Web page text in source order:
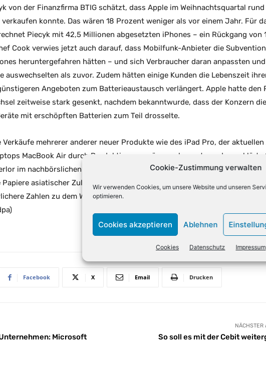
Cookie-Zustimmung verwalten
Wir verwenden Cookies, um unsere Website und unseren
optimieren.
Cookies akzeptieren Ablehnen
Cookies Datenschutz Impressum
von der Finanzfirma BTIG schätzt, dass Apple im Weihnachtsquartal
konnte. Das wären 18 Prozent weniger als vor einem Jahr. Für
Piecyk mit 42,5 Millionen abgesetzten iPhones – ein Rückgang von
Cook verwies jetzt auch darauf, dass Mobilfunk-Anbieter die
heruntergefahren hätten – und sich Verbraucher daran anpassten und
auswechselten als zuvor. Zudem hätten einige Kunden die Lebenszeit
Angeboten zum Batterieaustausch verlängert. Apple hatte den
zeitweise stark gesenkt, nachdem bekanntwurde, dass der Konzern die
mit erschöpften Batterien zum Teil drosselte.
Verkäufe mehrerer anderer neuer Produkte wie des iPad Pro, der aktuellen
MacBook Air durch Produktionsengpässe gebremst worden, erklärte
im nachbörslichen Handel nach der Senkung der Prognose mehr als
Papiere asiatischer Zulieferer wurden am Donnerstag in Mitleidenschaft
Zahlen zu dem Weihnachtsquartal will Apple am 29. Januar
Facebook X Email Drucken
Microsoft
NÄCHSTER
So soll es mit der Cebit